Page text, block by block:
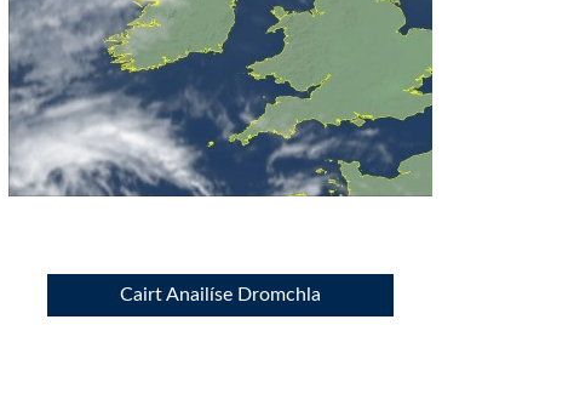
Cairt Anailíse Dromchla